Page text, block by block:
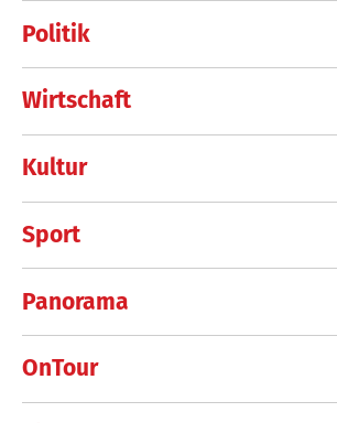
Politik
Wirtschaft
Kultur
Sport
Panorama
OnTour